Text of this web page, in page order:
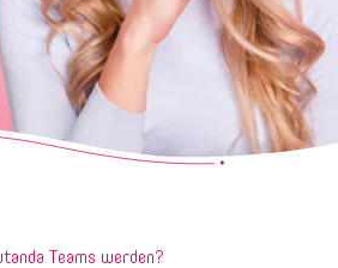
Teams werden?